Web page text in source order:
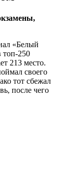
«Белый
топ-250
213 место.
своего
тот сбежал
после чего